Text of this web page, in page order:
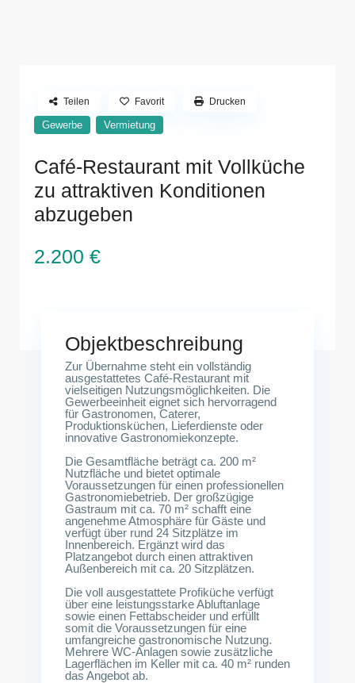
Gewerbe Vermietung
Café-Restaurant mit Vollküche
zu attraktiven Konditionen
abzugeben
2.200 €
Teilen Favorit Drucken
Objektbeschreibung
Zur Übernahme steht ein vollständig
ausgestattetes Café-Restaurant mit
vielseitigen Nutzungsmöglichkeiten. Die
Gewerbeeinheit eignet sich hervorragend
für Gastronomen, Caterer,
Produktionsküchen, Lieferdienste oder
innovative Gastronomiekonzepte.
Die Gesamtfläche beträgt ca. 200 m²
Nutzfläche und bietet optimale
Voraussetzungen für einen professionellen
Gastronomiebetrieb. Der großzügige
Gastraum mit ca. 70 m² schafft eine
angenehme Atmosphäre für Gäste und
verfügt über rund 24 Sitzplätze im
Innenbereich. Ergänzt wird das
Platzangebot durch einen attraktiven
Außenbereich mit ca. 20 Sitzplätzen.
Die voll ausgestattete Profiküche verfügt
über eine leistungsstarke Abluftanlage
sowie einen Fettabscheider und erfüllt
somit die Voraussetzungen für eine
umfangreiche gastronomische Nutzung.
Mehrere WC-Anlagen sowie zusätzliche
Lagerflächen im Keller mit ca. 40 m² runden
das Angebot ab.